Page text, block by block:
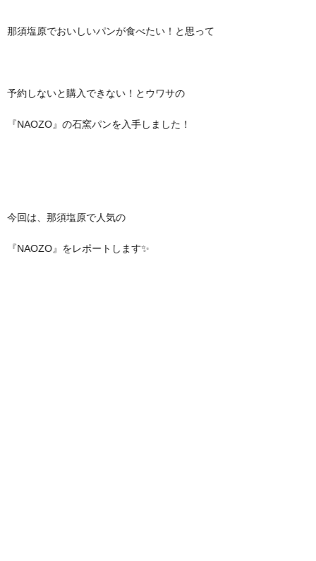
那須塩原でおいしいパンが食べたい！と思って
予約しないと購入できない！とウワサの
『NAOZO』の石窯パンを入手しました！
今回は、那須塩原で人気の
『NAOZO』をレポートします✨